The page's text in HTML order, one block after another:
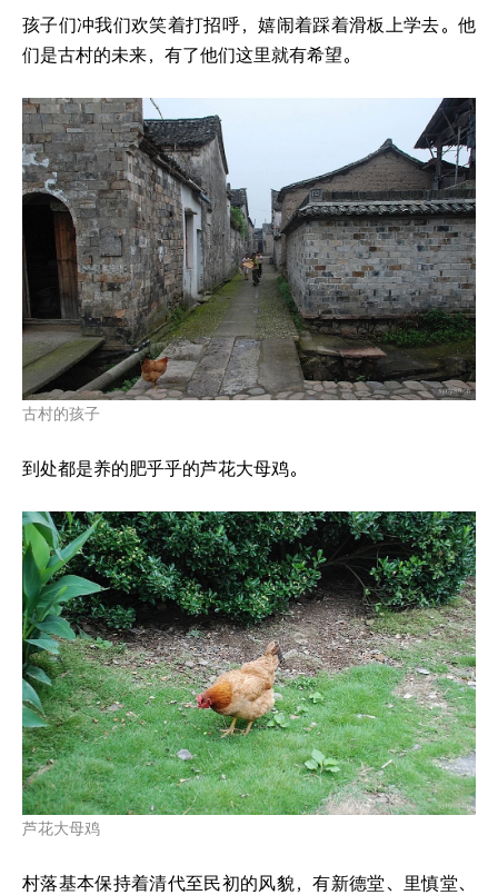
孩子们冲我们欢笑着打招呼，嬉闹着踩着滑板上学去。他
们是古村的未来，有了他们这里就有希望。
古村的孩子
到处都是养的肥乎乎的芦花大母鸡。
芦花大母鸡
村落基本保持着清代至民初的风貌，有新德堂、里慎堂、